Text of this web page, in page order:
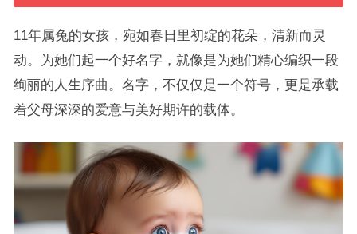
11年属兔的女孩，宛如春日里初绽的花朵，清新而灵
动。为她们起一个好名字，就像是为她们精心编织一段
绚丽的人生序曲。名字，不仅仅是一个符号，更是承载
着父母深深的爱意与美好期许的载体。